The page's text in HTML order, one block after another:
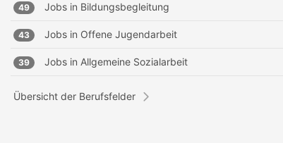
49 Jobs in Bildungsbegleitung
43 Jobs in Offene Jugendarbeit
39 Jobs in Allgemeine Sozialarbeit
Übersicht der Berufsfelder